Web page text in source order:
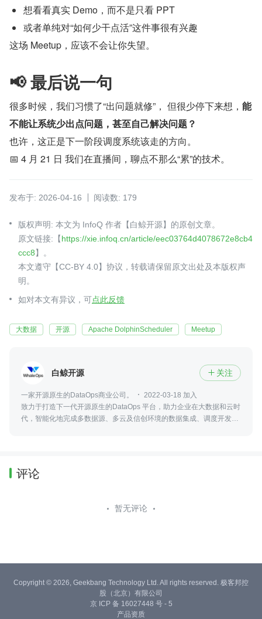
想看看真实 Demo，而不是只看 PPT
或者单纯对“如何少干点活”这件事很有兴趣
这场 Meetup，应该不会让你失望。
📢 最后说一句
很多时候，我们习惯了“出问题就修”， 但很少停下来想， 能
不能让系统少出点问题，甚至自己解决问题？
也许，这正是下一阶段调度系统该走的方向。
📅 4 月 21 日 我们在直播间，聊点不那么“累”的技术。
发布于: 2026-04-16 阅读数: 179
版权声明: 本文为 InfoQ 作者【白鲸开源】的原创文章。
原文链接:【https://xie.infoq.cn/article/eec03764d4078672e8cb4
ccc8】。
本文遵守【CC-BY 4.0】协议，转载请保留原文出处及本版权声
明。
如对本文有异议，可点此反馈
大数据 开源 Apache DolphinScheduler Meetup
白鲸开源  关注
一家开源原生的DataOps商业公司。
2022-03-18 加入
致力于打造下一代开源原生的DataOps 平台，助力企业在大数据和云时
代，智能化地完成多数据源、多云及信创环境的数据集成、调度开发和
评论
暂无评论
Copyright © 2026, Geekbang Technology Ltd. All rights reserved. 极客邦控
股（北京）有限公司
京 ICP 备 16027448 号 - 5
产品资质